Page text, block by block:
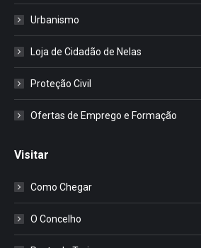
Urbanismo
Loja de Cidadão de Nelas
Proteção Civil
Ofertas de Emprego e Formação
Visitar
Como Chegar
O Concelho